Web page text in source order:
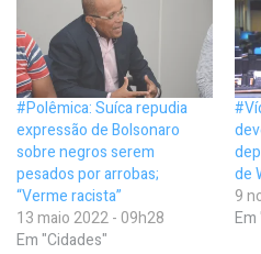
#Polêmica: Suíca repudia
expressão de Bolsonaro
sobre negros serem
pesados por arrobas;
“Verme racista”
13 maio 2022 - 09h28
Em "Cidades"
de
9